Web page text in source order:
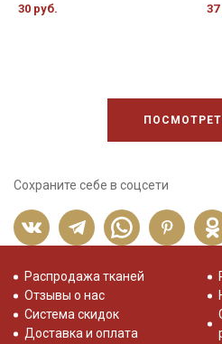
30 руб. 37
Сохраните себе в соцсети
Распродажа тканей
Отзывы о нас
Система скидок
Доставка и оплата